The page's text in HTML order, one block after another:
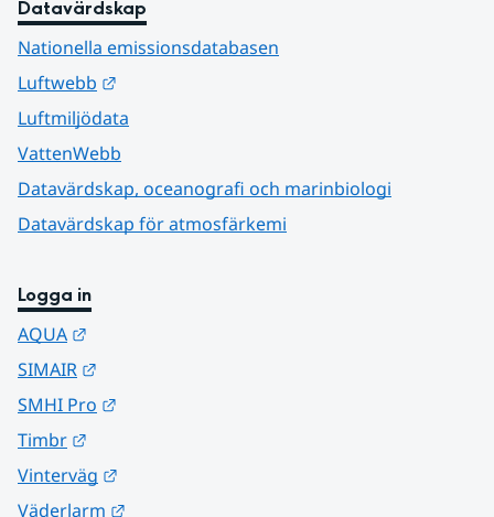
Datavärdskap
Nationella emissionsdatabasen
Luftwebb
Luftmiljödata
VattenWebb
Datavärdskap, oceanografi och marinbiologi
Datavärdskap för atmosfärkemi
Logga in
AQUA
SIMAIR
SMHI Pro
Timbr
Vinterväg
Väderlarm